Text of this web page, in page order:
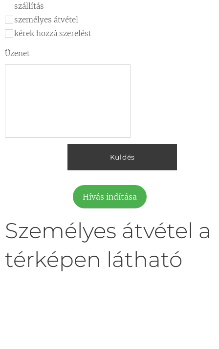
szállítás
személyes átvétel
kérek hozzá szerelést
Üzenet
Küldés
Hívás indítása
Személyes átvétel a
térképen látható